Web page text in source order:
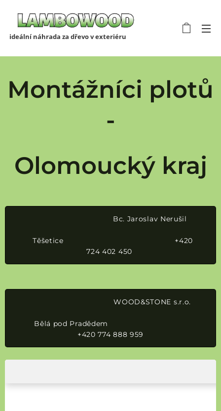
ideální náhrada za dřevo v exteriéru
Montážníci plotů
-
Olomoucký kraj
Bc. Jaroslav Nerušil
Těšetice +420
724 402 450
WOOD&STONE s.r.o.
Bělá pod Pradědem
+420 774 888 959